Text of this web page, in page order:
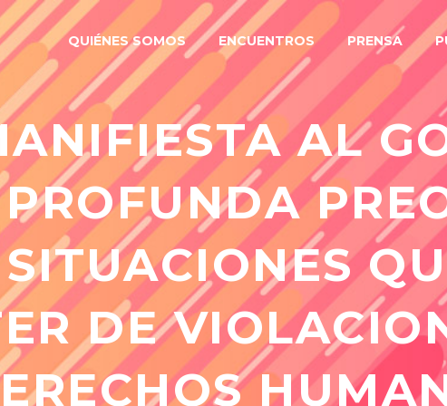
QUIÉNES SOMOS ENCUENTROS PRENSA
AL
DE